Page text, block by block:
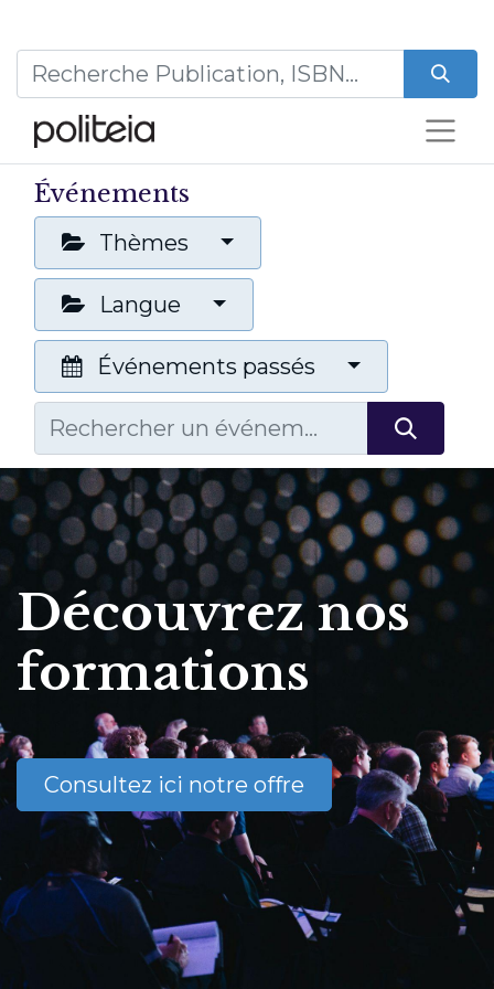
Événements
Thèmes
Langue
Événements passés
Découvrez nos
formations
Consultez ici notre offre